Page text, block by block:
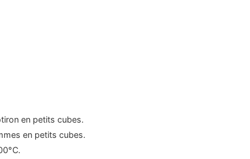
en petits cubes.
en petits cubes.